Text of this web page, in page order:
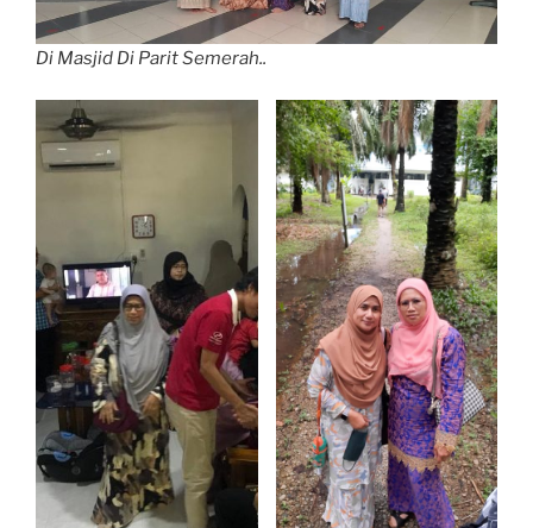
Di Masjid Di Parit Semerah..